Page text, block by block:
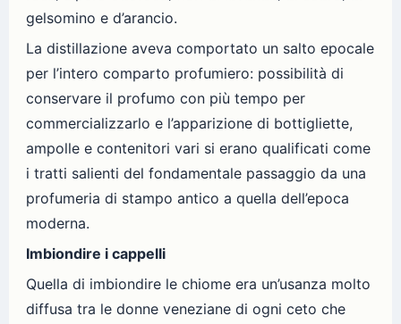
gelsomino e d’arancio.
La distillazione aveva comportato un salto epocale
per l’intero comparto profumiero: possibilità di
conservare il profumo con più tempo per
commercializzarlo e l’apparizione di bottigliette,
ampolle e contenitori vari si erano qualificati come
i tratti salienti del fondamentale passaggio da una
profumeria di stampo antico a quella dell’epoca
moderna.
Imbiondire i cappelli
Quella di imbiondire le chiome era un’usanza molto
diffusa tra le donne veneziane di ogni ceto che